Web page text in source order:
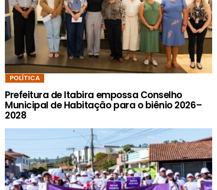
POLÍTICA
Prefeitura de Itabira empossa Conselho
Municipal de Habitação para o biênio 2026–
2028